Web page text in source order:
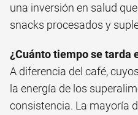
una inversión en salud
snacks procesados y
¿Cuánto tiempo se tarda
A diferencia del café,
la energía de los
consistencia. La mayoría